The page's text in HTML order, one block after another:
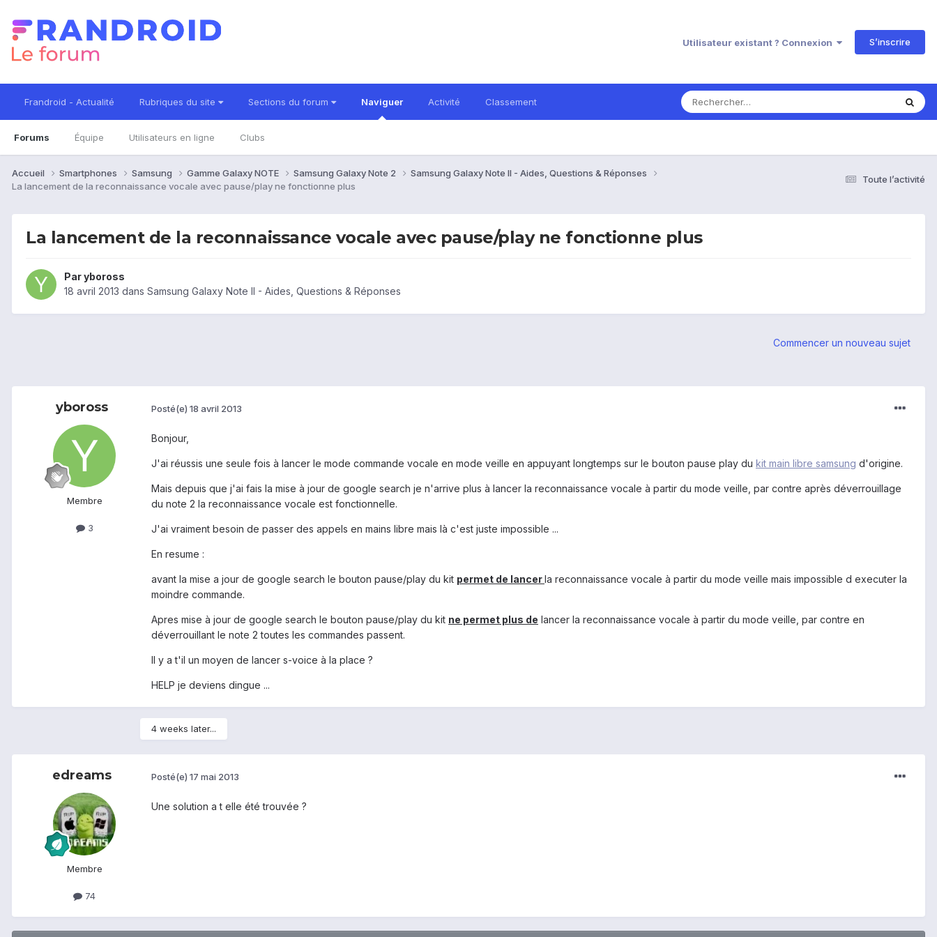
Utilisateur existant ? Connexion S’inscrire
Frandroid - Actualité Rubriques du site Sections du forum Naviguer
Forums Équipe Utilisateurs en ligne Clubs
Activité Classement
Toute l’activité
Accueil Smartphones Samsung Gamme Galaxy NOTE Samsung Galaxy Note 2
Samsung Galaxy Note II - Aides, Questions & Réponses
La lancement de la reconnaissance vocale avec pause/play ne fonctionne plus
La lancement de la reconnaissance vocale avec pause/play ne fonctionne plus
Paryboross
18 avril 2013 dans Samsung Galaxy Note II - Aides, Questions & Réponses
Commencer un nouveau sujet
yboross
Membre
3
Posté(e) 18 avril 2013
Bonjour,
J'ai réussis une seule fois à lancer le mode commande vocale en mode veille en appuyant longtemps sur le bouton pause play du kit main libre samsung d'origine.
Mais depuis que j'ai fais la mise à jour de google search je n'arrive plus à lancer la reconnaissance vocale à partir du mode veille, par contre après déverrouillage
du note 2 la reconnaissance vocale est fonctionnelle.
J'ai vraiment besoin de passer des appels en mains libre mais là c'est juste impossible ...
En resume :
avant la mise a jour de google search le bouton pause/play du kit permet de lancerla reconnaissance vocale à partir du mode veille mais impossible d executer la
moindre commande.
Apres mise à jour de google search le bouton pause/play du kit ne permet plus de lancer la reconnaissance vocale à partir du mode veille, par contre en
déverrouillant le note 2 toutes les commandes passent.
Il y a t'il un moyen de lancer s-voice à la place ?
HELP je deviens dingue ...
4 weeks later...
edreams
Membre
74
Posté(e) 17 mai 2013
Une solution a t elle été trouvée ?